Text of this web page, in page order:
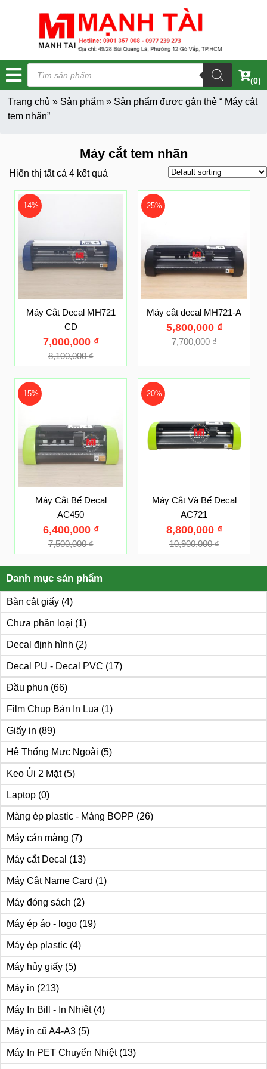
Tìm
kiếm
sản
phẩm
(0)
Trang chủ » Sản phẩm» Sản phẩm được gắn thẻ “ Máy cắt
tem nhãn”
Máy cắt tem nhãn
Danh mục sản phẩm
Bàn cắt giấy (4)
Chưa phân loại (1)
Decal định hình (2)
Decal PU - Decal PVC (17)
Đầu phun (66)
Film Chụp Bản In Lụa (1)
Giấy in (89)
Hệ Thống Mực Ngoài (5)
Keo Ủi 2 Mặt (5)
Laptop (0)
Màng ép plastic - Màng BOPP (26)
Máy cán màng (7)
Máy cắt Decal (13)
Máy Cắt Name Card (1)
Máy đóng sách (2)
Máy ép áo - logo (19)
Máy ép plastic (4)
Máy hủy giấy (5)
Máy in (213)
Máy In Bill - In Nhiệt (4)
Máy in cũ A4-A3 (5)
Máy In PET Chuyển Nhiệt (13)
Hiển thị tất cả 4 kết quả
-14%
Máy Cắt Decal MH721
CD
8,100,000₫
7,000,000 ₫
-25%
Máy cắt decal MH721-A
7,700,000₫
5,800,000 ₫
-15%
Máy Cắt Bế Decal
AC450
7,500,000₫
6,400,000 ₫
-20%
Máy Cắt Và Bế Decal
AC721
10,900,000₫
8,800,000 ₫